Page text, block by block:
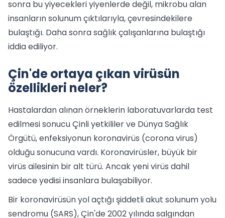
sonra bu yiyecekleri yiyenlerde değil, mikrobu alan
insanların solunum çıktılarıyla, çevresindekilere
bulaştığı. Daha sonra sağlık çalışanlarına bulaştığı
iddia ediliyor.
Çin'de ortaya çıkan virüsün
özellikleri neler?
Hastalardan alınan örneklerin laboratuvarlarda test
edilmesi sonucu Çinli yetkililer ve Dünya Sağlık
Örgütü, enfeksiyonun koronavirüs (corona virus)
olduğu sonucuna vardı. Koronavirüsler, büyük bir
virüs ailesinin bir alt türü. Ancak yeni virüs dahil
sadece yedisi insanlara bulaşabiliyor.
Bir koronavirüsün yol açtığı şiddetli akut solunum yolu
sendromu (SARS), Çin'de 2002 yılında salgından